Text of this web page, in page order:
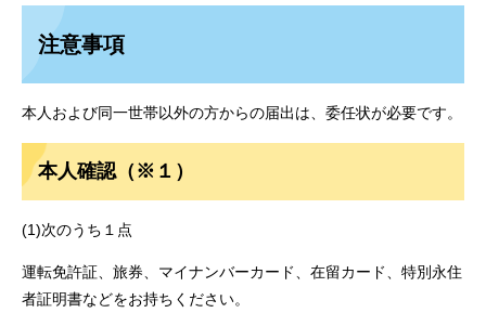
注意事項
本人および同一世帯以外の方からの届出は、委任状が必要です。
本人確認（※１）
(1)次のうち１点
運転免許証、旅券、マイナンバーカード、在留カード、特別永住
者証明書などをお持ちください。